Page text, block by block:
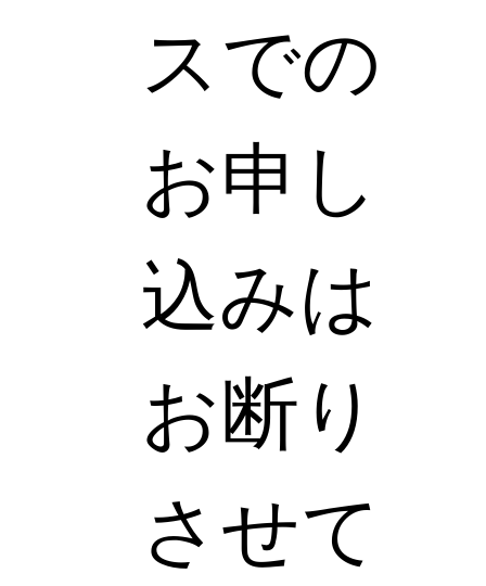
スでの
お申し
込みは
お断り
させて